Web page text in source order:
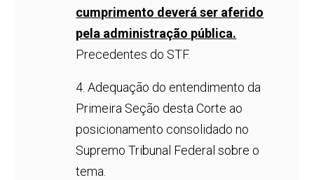
cumprimento deverá ser aferido
pela administração pública.
Precedentes do STF.
4. Adequação do entendimento da
Primeira Seção desta Corte ao
posicionamento consolidado no
Supremo Tribunal Federal sobre o
tema.